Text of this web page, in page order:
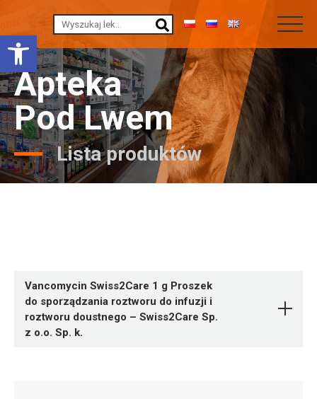
Otwórz pasek narzędzi
Apteka
Pod Lwem
Lista produktów
Vancomycin Swiss2Care 1 g Proszek
do sporządzania roztworu do infuzji i
roztworu doustnego – Swiss2Care Sp.
z o.o. Sp. k.